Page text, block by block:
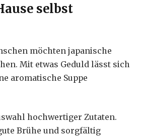
selbst
möchten japanische
Mit etwas Geduld lässt sich
aromatische Suppe
hochwertiger Zutaten.
Brühe und sorgfältig